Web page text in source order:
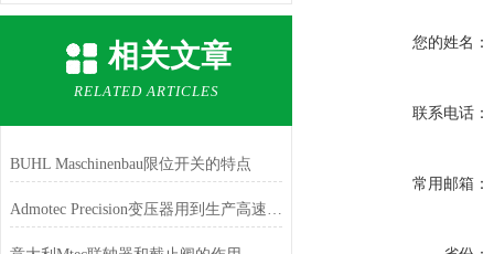
相关文章
RELATED ARTICLES
BUHL Maschinenbau限位开关的特点
Admotec Precision变压器用到生产高速电机的系列
您的姓名：
联系电话：
常用邮箱：